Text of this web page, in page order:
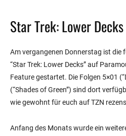
Star Trek: Lower
Am vergangenen Donnerstag ist die
“Star Trek: Lower Decks” auf
Feature gestartet. Die Folgen 5×01
(“Shades of Green”) sind dort
wie gewohnt für euch auf TZN
Anfang des Monats wurde ein